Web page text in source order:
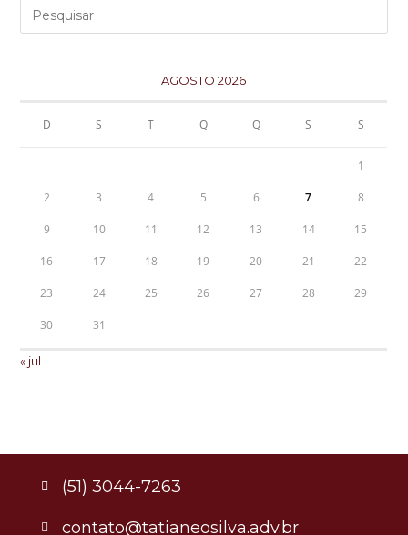
AGOSTO 2026
D S T Q Q S S
1
2 3 4 5 6 7 8
9 10 11 12 13 14 15
16 17 18 19 20 21 22
23 24 25 26 27 28 29
30 31
« jul
(51) 3044-7263
contato@tatianeosilva.adv.br